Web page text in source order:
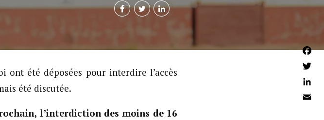
ont été déposées pour interdire l’accès
été discutée.
l’interdiction des moins de 16
Twitter